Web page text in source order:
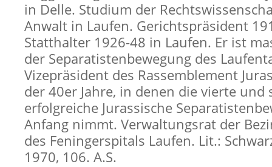
in Delle. Studium der
Anwalt in Laufen. Gerichtspräsident
Statthalter 1926-48 in Laufen. Er ist
der Separatistenbewegung des
Vizepräsident des Rassemblement
der 40er Jahre, in denen die vierte und
erfolgreiche Jurassische
Anfang nimmt. Verwaltungsrat der
des Feningerspitals Laufen. Lit.:
1970, 106. A.S.